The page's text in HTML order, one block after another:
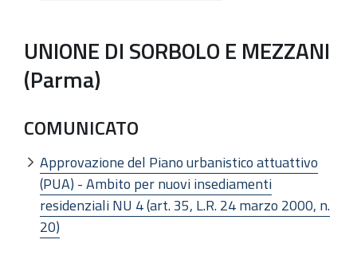
UNIONE DI SORBOLO E MEZZANI
(Parma)
COMUNICATO
Approvazione del Piano urbanistico attuattivo
(PUA) - Ambito per nuovi insediamenti
residenziali NU 4 (art. 35, L.R. 24 marzo 2000, n.
20)